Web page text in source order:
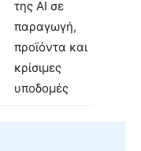
της AI σε
παραγωγή,
προϊόντα και
κρίσιμες
υποδομές